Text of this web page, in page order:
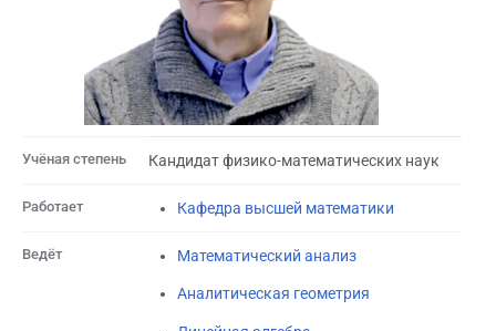
Учёная степень Кандидат физико-математических наук
Работает Кафедра высшей математики
Ведёт Математический анализ
Аналитическая геометрия